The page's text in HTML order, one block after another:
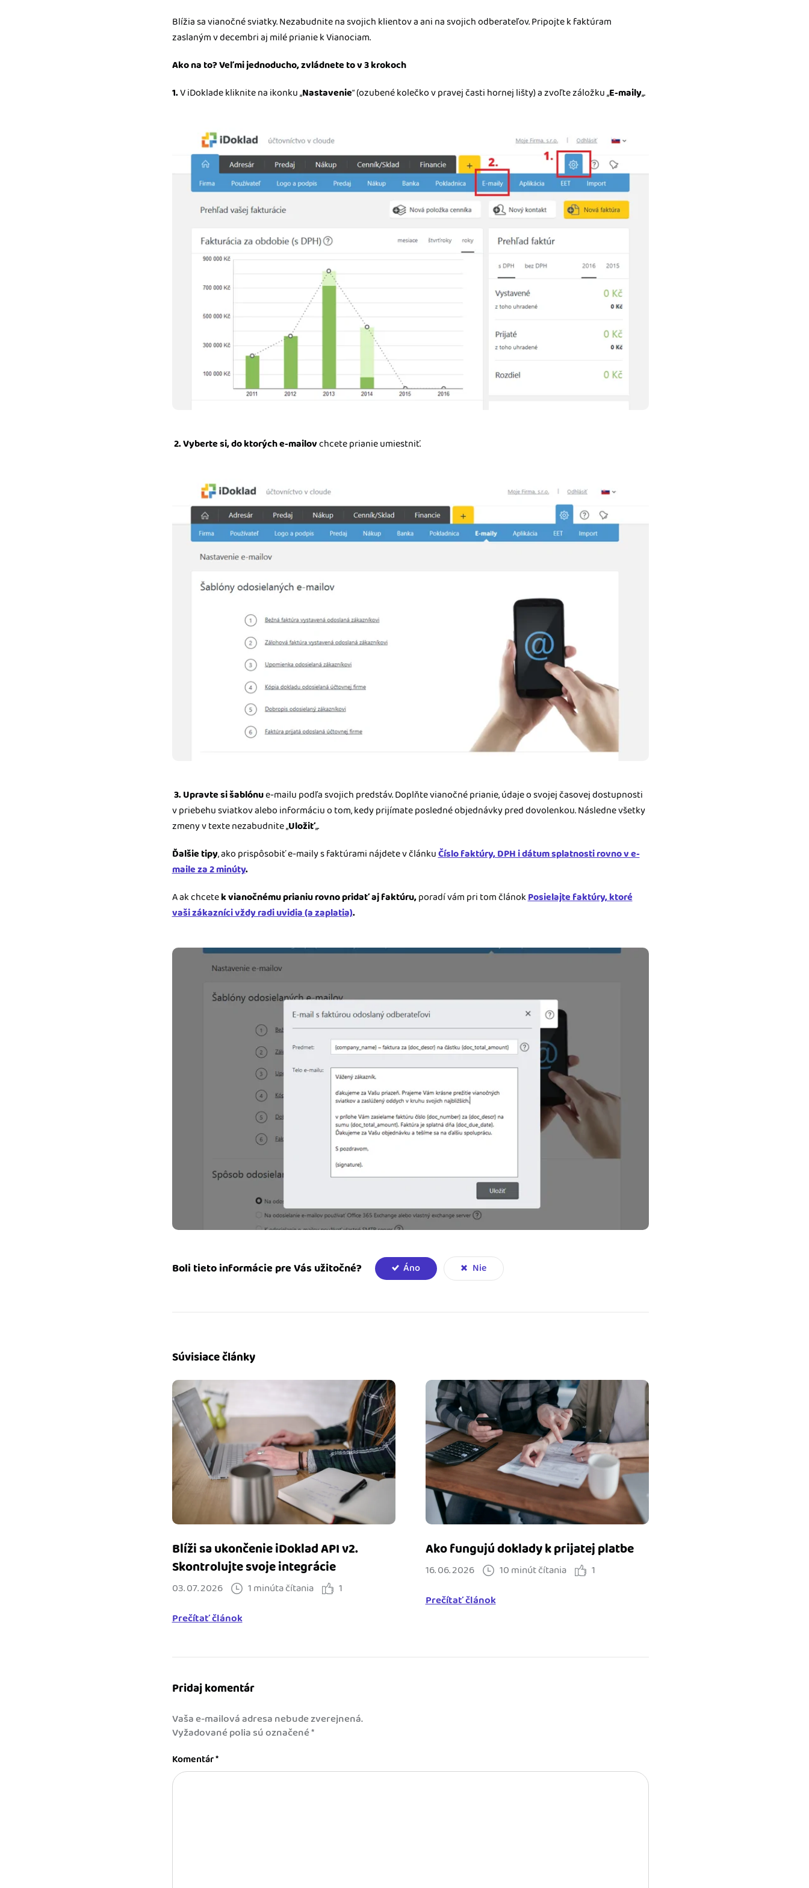
Prepojenie na ďalšie systémy
prepojeniu s e-shopom, bankou, CRM a
ďalšími aplikáciami.
Blížia sa vianočné sviatky. Nezabudnite na svojich klientov a ani na svojich odberateľov. Pripojte k faktúram
zaslaným v decembri aj milé prianie k Vianociam.
Ako na to? Veľmi jednoducho, zvládnete to v 3 krokoch
1.V iDoklade kliknite na ikonku „Nastavenie“ (ozubené kolečko v pravej časti hornej lišty) a zvoľte záložku „E-maily„.
2. Vyberte si, do ktorých e-mailovchcete prianie umiestniť.
3. Upravte si šablónue-mailu podľa svojich predstáv. Doplňte vianočné prianie, údaje o svojej časovej dostupnosti
v priebehu sviatkov alebo informáciu o tom, kedy prijímate posledné objednávky pred dovolenkou. Následne všetky
zmeny v texte nezabudnite „Uložiť„.
Ďalšie tipy, ako prispôsobiť e-maily s faktúrami nájdete v článkuČíslo faktúry, DPH i dátum splatnosti rovno v e-
maile za 2 minúty.
A ak chcetek vianočnému prianiu rovno pridať aj faktúru,poradí vám pri tom článokPosielajte faktúry, ktoré
vaši zákazníci vždy radi uvidia (a zaplatia).
Boli tieto informácie pre Vás užitočné? Áno Nie
Súvisiace články
Blíži sa ukončenie iDoklad API v2.
Skontrolujte svoje integrácie
03. 07. 2026 1 minúta čítania
1
Prečítať článok
Ako fungujú doklady k prijatej platbe
16. 06. 2026 10 minút čítania
1
Prečítať článok
Pridaj komentár
Vaša e-mailová adresa nebude zverejnená.
Vyžadované polia sú označené*
Komentár*